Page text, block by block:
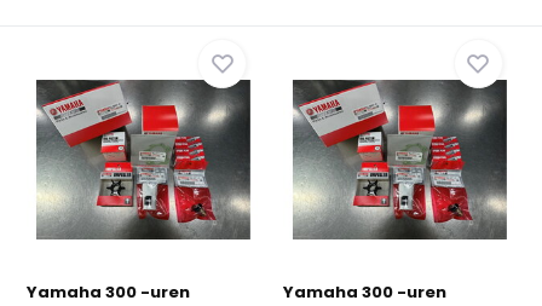
Yamaha 300 -uren
Yamaha 300 -uren